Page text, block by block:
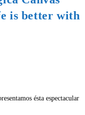
is better with
ésta espectacular